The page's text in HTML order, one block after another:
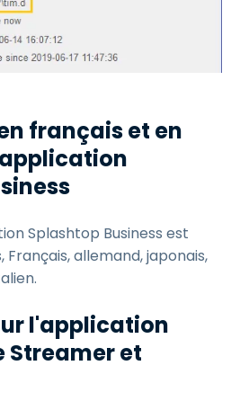
français et en
Splashtop Business est
Français, allemand, japonais,
l'application
et